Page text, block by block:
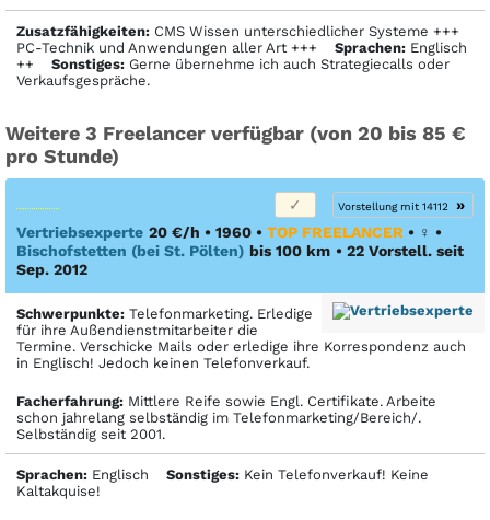
Zusatzfähigkeiten: CMS Wissen unterschiedlicher Systeme +++
PC-Technik und Anwendungen aller Art +++ Sprachen: Englisch
++ Sonstiges: Gerne übernehme ich auch Strategiecalls oder
Verkaufsgespräche.
Weitere 3 Freelancer verfügbar (von 20 bis 85 €
pro Stunde)
Vorstellung mit 14112
»
Vertriebsexperte 20 €/h • 1960 • TOP FREELANCER • ♀ •
Bischofstetten (bei St. Pölten) bis 100 km • 22 Vorstell. seit
Sep. 2012
Schwerpunkte: Telefonmarketing. Erledige
für ihre Außendienstmitarbeiter die
Termine. Verschicke Mails oder erledige ihre Korrespondenz auch
in Englisch! Jedoch keinen Telefonverkauf.
Facher­fahrung: Mittlere Reife sowie Engl. Certifikate. Arbeite
schon jahrelang selbständig im Telefonmarketing/Bereich/.
Selbständig seit 2001.
Sprachen: Englisch Sonstiges: Kein Telefonverkauf! Keine
Kaltakquise!